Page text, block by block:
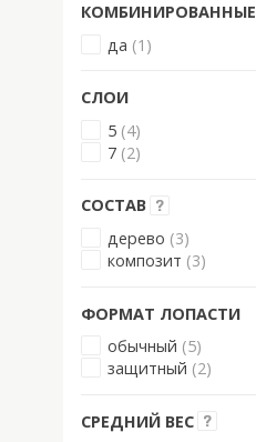
КОМБИНИРОВАННЫЕ
да (1)
СЛОИ
5 (4)
7 (2)
СОСТАВ
дерево (3)
композит (3)
ФОРМАТ ЛОПАСТИ
обычный (5)
защитный (2)
СРЕДНИЙ ВЕС